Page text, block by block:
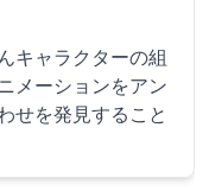
キャラクターの組
メーションをアン
せを発見すること